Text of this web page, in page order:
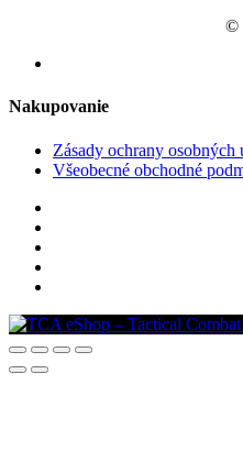
©
Nakupovanie
Zásady ochrany osobných
Všeobecné obchodné